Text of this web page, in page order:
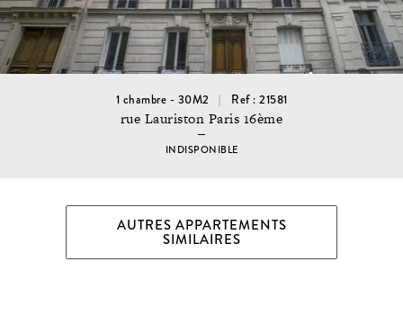
1 chambre - 30M2 Ref : 21581
rue Lauriston Paris 16ème
INDISPONIBLE
AUTRES APPARTEMENTS
SIMILAIRES